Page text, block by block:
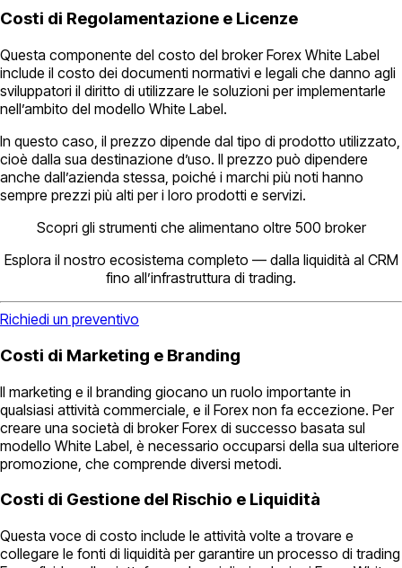
Costi di Regolamentazione e Licenze
Questa componente del costo del broker Forex White Label
include il costo dei documenti normativi e legali che danno agli
sviluppatori il diritto di utilizzare le soluzioni per implementarle
nell’ambito del modello White Label.
In questo caso, il prezzo dipende dal tipo di prodotto utilizzato,
cioè dalla sua destinazione d’uso. Il prezzo può dipendere
anche dall’azienda stessa, poiché i marchi più noti hanno
sempre prezzi più alti per i loro prodotti e servizi.
Scopri gli strumenti che alimentano oltre 500 broker
Esplora il nostro ecosistema completo — dalla liquidità al CRM
fino all’infrastruttura di trading.
Richiedi un preventivo
Costi di Marketing e Branding
Il marketing e il branding giocano un ruolo importante in
qualsiasi attività commerciale, e il Forex non fa eccezione. Per
creare una società di broker Forex di successo basata sul
modello White Label, è necessario occuparsi della sua ulteriore
promozione, che comprende diversi metodi.
Costi di Gestione del Rischio e Liquidità
Questa voce di costo include le attività volte a trovare e
collegare le fonti di liquidità per garantire un processo di trading